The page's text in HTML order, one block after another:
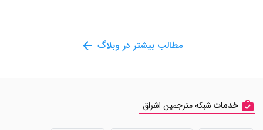
مطالب بیشتر در وبلاگ
خدمات شبکه مترجمین اشراق